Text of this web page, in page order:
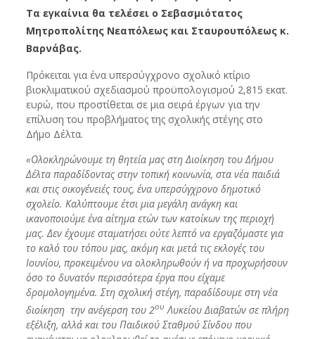
Τα εγκαίνια θα τελέσει ο Σεβασμιότατος
Μητροπολίτης Νεαπόλεως και Σταυρουπόλεως κ.
Βαρνάβας.
Πρόκειται για ένα υπερσύγχρονο σχολικό κτίριο
βιοκλιματικού σχεδιασμού προϋπολογισμού 2,815 εκατ.
ευρώ, που προστίθεται σε μια σειρά έργων για την
επίλυση του προβλήματος της σχολικής στέγης στο
Δήμο Δέλτα.
«Ολοκληρώνουμε τη θητεία μας στη Διοίκηση του Δήμου
Δέλτα παραδίδοντας στην τοπική κοινωνία, στα νέα παιδιά
και στις οικογένειές τους, ένα υπερσύγχρονο δημοτικό
σχολείο. Καλύπτουμε έτσι μια μεγάλη ανάγκη και
ικανοποιούμε ένα αίτημα ετών των κατοίκων της περιοχή
μας. Δεν έχουμε σταματήσει ούτε λεπτό να εργαζόμαστε για
το καλό του τόπου μας, ακόμη και μετά τις εκλογές του
Ιουνίου, προκειμένου να ολοκληρωθούν ή να προχωρήσουν
όσο το δυνατόν περισσότερα έργα που είχαμε
δρομολογημένα. Στη σχολική στέγη, παραδίδουμε στη νέα
διοίκηση την ανέγερση του 2ουΛυκείου Διαβατών σε πλήρη
εξέλιξη, αλλά και του Παιδικού Σταθμού Σίνδου που